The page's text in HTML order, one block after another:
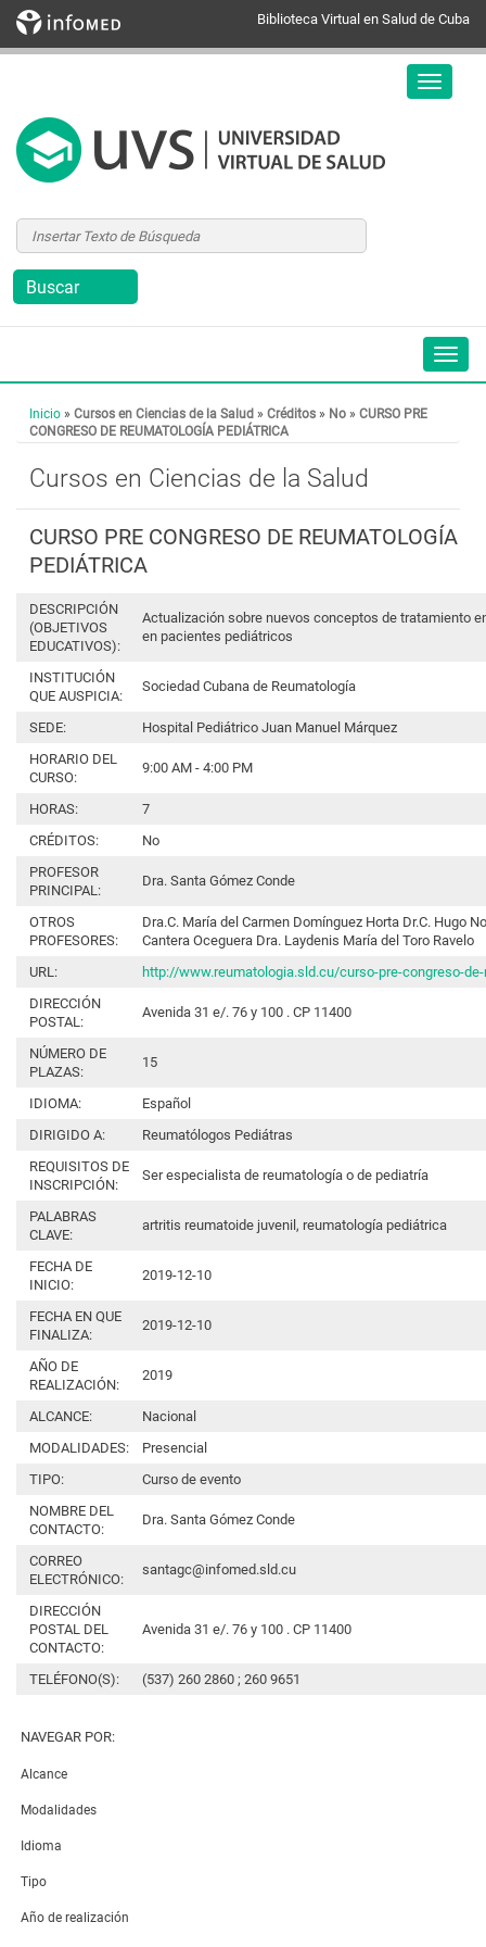
Biblioteca Virtual en Salud de Cuba
Inicio » Cursos en Ciencias de la Salud » Créditos » No » CURSO PRE
CONGRESO DE REUMATOLOGÍA PEDIÁTRICA
Cursos en Ciencias de la Salud
CURSO PRE CONGRESO DE REUMATOLOGÍA
PEDIÁTRICA
DESCRIPCIÓN
(OBJETIVOS
EDUCATIVOS):
Actualización sobre nuevos conceptos de tratamiento
en pacientes pediátricos
INSTITUCIÓN
QUE AUSPICIA:
Sociedad Cubana de Reumatología
SEDE:
Hospital Pediátrico Juan Manuel Márquez
HORARIO DEL
CURSO:
9:00 AM - 4:00 PM
HORAS:
7
CRÉDITOS:
No
PROFESOR
PRINCIPAL:
Dra. Santa Gómez Conde
OTROS
PROFESORES:
Dra.C. María del Carmen Domínguez Horta Dr.C. Hugo
Cantera Oceguera Dra. Laydenis María del Toro Ravelo
URL:
http://www.reumatologia.sld.cu/curso-pre-congreso-
DIRECCIÓN
POSTAL:
Avenida 31 e/. 76 y 100 . CP 11400
NÚMERO DE
PLAZAS:
15
IDIOMA:
Español
DIRIGIDO A:
Reumatólogos Pediátras
REQUISITOS DE
INSCRIPCIÓN:
Ser especialista de reumatología o de pediatría
PALABRAS
CLAVE:
artritis reumatoide juvenil, reumatología pediátrica
FECHA DE
INICIO:
2019-12-10
FECHA EN QUE
FINALIZA:
2019-12-10
AÑO DE
REALIZACIÓN:
2019
ALCANCE:
Nacional
MODALIDADES:
Presencial
TIPO:
Curso de evento
NOMBRE DEL
CONTACTO:
Dra. Santa Gómez Conde
CORREO
ELECTRÓNICO:
santagc@infomed.sld.cu
DIRECCIÓN
POSTAL DEL
CONTACTO:
Avenida 31 e/. 76 y 100 . CP 11400
TELÉFONO(S): (537) 260 2860 ; 260 9651
NAVEGAR POR:
Alcance
Modalidades
Idioma
Tipo
Año de realización